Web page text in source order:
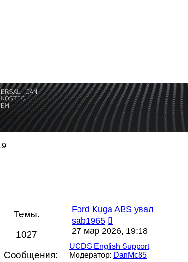
Темы:
1027
Сообщения:
Последнее
сообщение
Ford Kuga ABS увал
sab1965
к
сообщению
27 мар 2026, 19:18
UCDS English Support
Модератор: DanMc85